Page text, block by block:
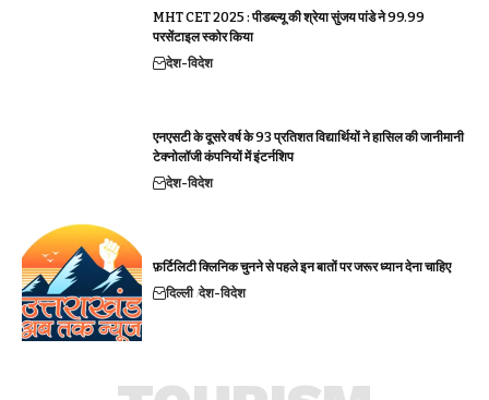
MHT CET 2025 : पीडब्ल्यू की श्रेया सुंजय पांडे ने 99.99
परसेंटाइल स्कोर किया
देश-विदेश
एनएसटी के दूसरे वर्ष के 93 प्रतिशत विद्यार्थियों ने हासिल की जानीमानी
टेक्नोलॉजी कंपनियों में इंटर्नशिप
देश-विदेश
फ़र्टिलिटी क्लिनिक चुनने से पहले इन बातों पर जरूर ध्यान देना चाहिए
दिल्ली देश-विदेश